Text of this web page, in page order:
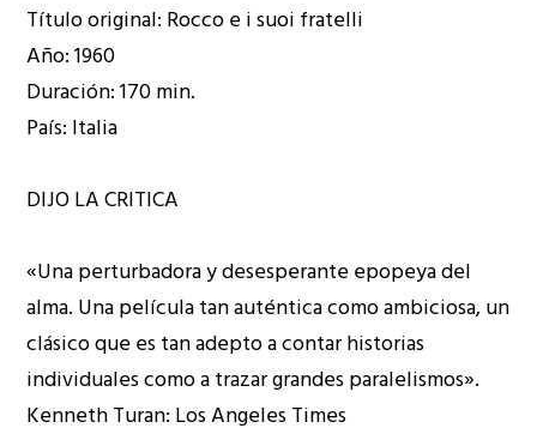
Título original: Rocco e i suoi fratelli
Año: 1960
Duración: 170 min.
País: Italia
DIJO LA CRITICA
«Una perturbadora y desesperante epopeya del
alma. Una película tan auténtica como ambiciosa, un
clásico que es tan adepto a contar historias
individuales como a trazar grandes paralelismos».
Kenneth Turan: Los Angeles Times